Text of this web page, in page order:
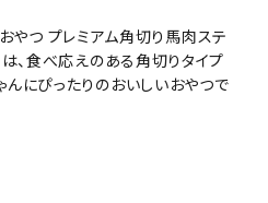
やつ プレミアム角切り馬肉ステ
、食べ応えのある角切りタイプ
んにぴったりのおいしいおやつで